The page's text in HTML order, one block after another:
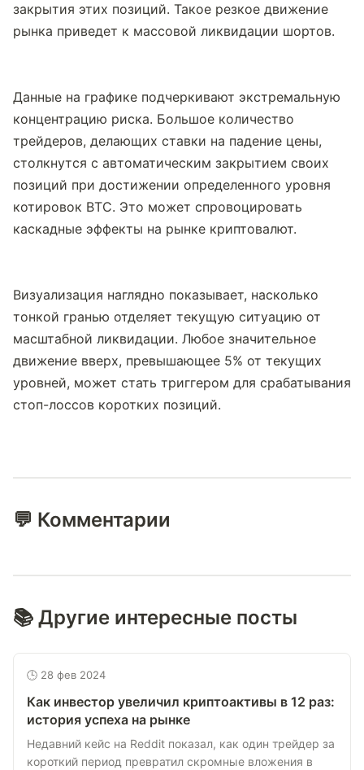
закрытия этих позиций. Такое резкое движение
рынка приведет к массовой ликвидации шортов.
Данные на графике подчеркивают экстремальную
концентрацию риска. Большое количество
трейдеров, делающих ставки на падение цены,
столкнутся с автоматическим закрытием своих
позиций при достижении определенного уровня
котировок BTC. Это может спровоцировать
каскадные эффекты на рынке криптовалют.
Визуализация наглядно показывает, насколько
тонкой гранью отделяет текущую ситуацию от
масштабной ликвидации. Любое значительное
движение вверх, превышающее 5% от текущих
уровней, может стать триггером для срабатывания
стоп-лоссов коротких позиций.
💬 Комментарии
📚 Другие интересные посты
🕒 28 фев 2024
Как инвестор увеличил криптоактивы в 12 раз:
история успеха на рынке
Недавний кейс на Reddit показал, как один трейдер за
короткий период превратил скромные вложения в